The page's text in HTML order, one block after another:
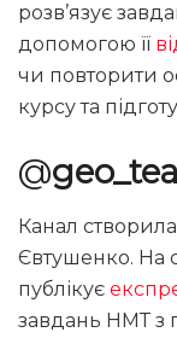
розв’язує
допомогою її
чи повторити
курсу та
@
Канал
Євтушенко. На
публікує
завдань НМТ з